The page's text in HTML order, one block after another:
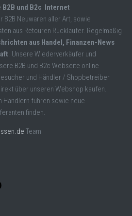
B2B und B2c Internet
B2B Neuwaren aller Art, sowie
aus Retouren Rückläufer. Regelmäßig
aus Handel, Finanzen-News
. Unsere Wiederverkäufer und
B2B und B2c Webseite online
und Händler / Shopbetreiber
über unseren Webshop kaufen.
Händlern führen sowie neue
finden.
Team